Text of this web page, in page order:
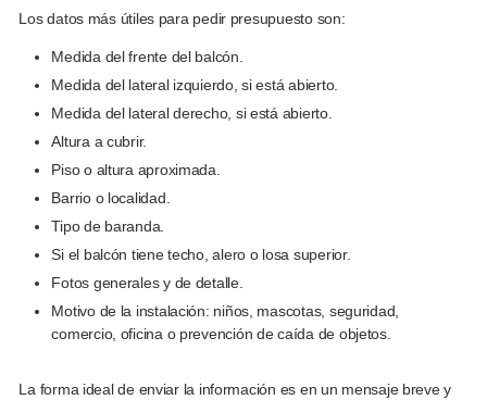
Los datos más útiles para pedir presupuesto son:
Medida del frente del balcón.
Medida del lateral izquierdo, si está abierto.
Medida del lateral derecho, si está abierto.
Altura a cubrir.
Piso o altura aproximada.
Barrio o localidad.
Tipo de baranda.
Si el balcón tiene techo, alero o losa superior.
Fotos generales y de detalle.
Motivo de la instalación: niños, mascotas, seguridad,
comercio, oficina o prevención de caída de objetos.
La forma ideal de enviar la información es en un mensaje breve y